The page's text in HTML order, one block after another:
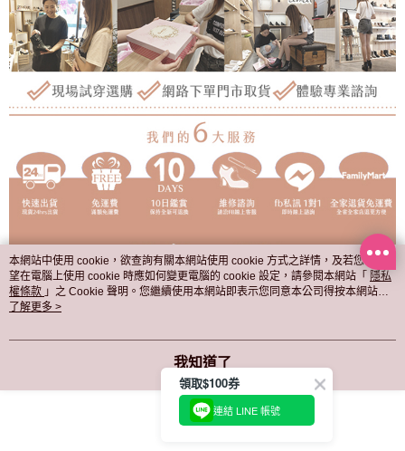
本網站中使用 cookie，欲查詢有關本網站使用 cookie 方式之詳情，及若您不希
望在電腦上使用 cookie 時應如何變更電腦的 cookie 設定，請參閱本網站「 隱私
權條款 」之 Cookie 聲明。您繼續使用本網站即表示您同意本公司得按本網站使
用條款之 Cookie 聲明使用 cookie。
了解更多 >
我知道了
領取$100券
連結 LINE 帳號